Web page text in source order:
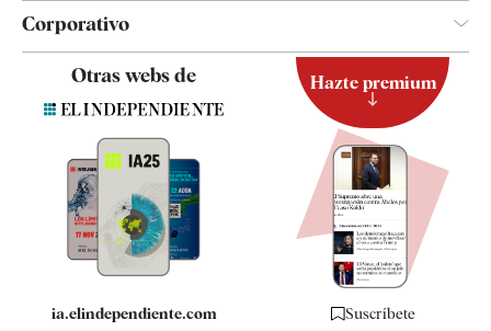
Corporativo
Quiénes somos
Especificaciones
Otras webs de
ia.elindependiente.com
Hazte premium
Suscríbete